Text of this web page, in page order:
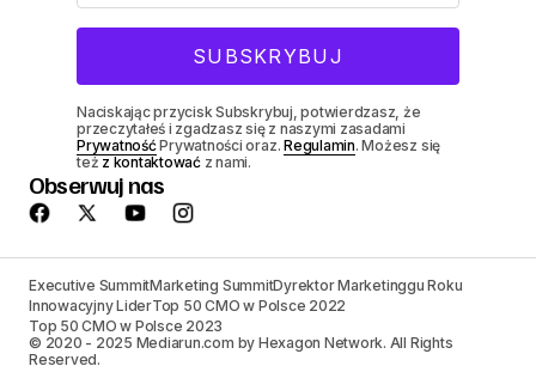
Naciskając przycisk Subskrybuj, potwierdzasz, że
przeczytałeś i zgadzasz się z naszymi zasadami
PrywatnośćPrywatności oraz.Regulamin. Możesz się
też z kontaktowaćz nami.
Obserwuj nas
Executive SummitMarketing SummitDyrektor Marketinggu Roku
Innowacyjny LiderTop 50 CMO w Polsce 2022
Top 50 CMO w Polsce 2023
© 2020 - 2025 Mediarun.com by Hexagon Network. All Rights
Reserved.